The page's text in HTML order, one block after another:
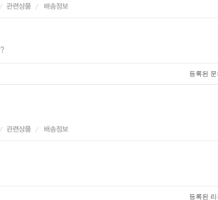
등록된 문
등록된 리